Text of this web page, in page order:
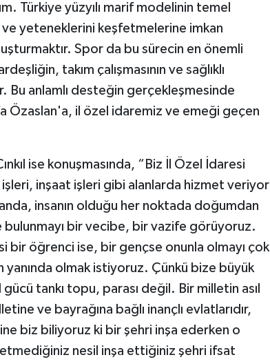
Türkiye yüzyılı marif modelinin temel
yeteneklerini keşfetmelerine imkan
Spor da bu sürecin en önemli
takım çalışmasının ve sağlıklı
Bu anlamlı desteğin gerçekleşmesinde
Özaslan'a, il özel idaremiz ve emeği geçen
ise konuşmasında, “Biz İl Özel İdaresi
işleri, inşaat işleri gibi alanlarda hizmet veriyor
insanın olduğu her noktada doğumdan
bulunmayı bir vecibe, bir vazife görüyoruz.
bir öğrenci ise, bir gençse onunla olmayı çok
olmak istiyoruz. Çünkü bize büyük
tankı topu, parası değil. Bir milletin asıl
ve bayrağına bağlı inançlı evlatlarıdır,
biz biliyoruz ki bir şehri inşa ederken o
nesil inşa ettiğiniz şehri ifsat